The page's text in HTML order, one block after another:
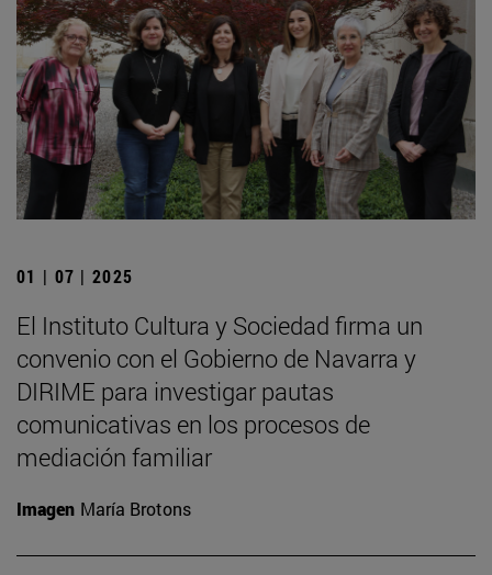
01 | 07 | 2025
El Instituto Cultura y Sociedad firma un
convenio con el Gobierno de Navarra y
DIRIME para investigar pautas
comunicativas en los procesos de
mediación familiar
Imagen María Brotons